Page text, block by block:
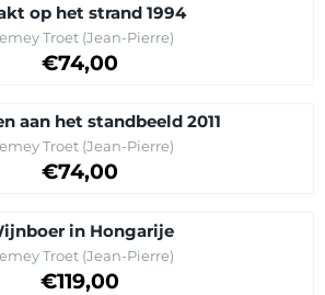
op het strand 1994
Troet (Jean-Pierre)
Prijs: 74,00
€74,00
aan het standbeeld 2011
Troet (Jean-Pierre)
Prijs op aanvraag
€74,00
in Hongarije
Troet (Jean-Pierre)
Prijs op aanvraag
€119,00